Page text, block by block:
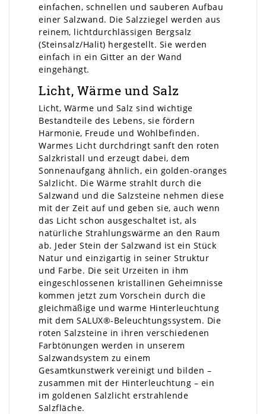
einfachen, schnellen und sauberen Aufbau
einer Salzwand. Die Salzziegel werden aus
reinem, lichtdurchlässigen Bergsalz
(Steinsalz/Halit) hergestellt. Sie werden
einfach in ein Gitter an der Wand
eingehängt.
Licht, Wärme und Salz
Licht, Wärme und Salz sind wichtige
Bestandteile des Lebens, sie fördern
Harmonie, Freude und Wohlbefinden.
Warmes Licht durchdringt sanft den roten
Salzkristall und erzeugt dabei, dem
Sonnenaufgang ähnlich, ein golden-oranges
Salzlicht. Die Wärme strahlt durch die
Salzwand und die Salzsteine nehmen diese
mit der Zeit auf und geben sie, auch wenn
das Licht schon ausgeschaltet ist, als
natürliche Strahlungswärme an den Raum
ab. Jeder Stein der Salzwand ist ein Stück
Natur und einzigartig in seiner Struktur
und Farbe. Die seit Urzeiten in ihm
eingeschlossenen kristallinen Geheimnisse
kommen jetzt zum Vorschein durch die
gleichmäßige und warme Hinterleuchtung
mit dem SALUX®-Beleuchtungssystem. Die
roten Salzsteine in ihren verschiedenen
Farbtönungen werden in unserem
Salzwandsystem zu einem
Gesamtkunstwerk vereinigt und bilden –
zusammen mit der Hinterleuchtung – ein
im goldenen Salzlicht erstrahlende
Salzfläche.